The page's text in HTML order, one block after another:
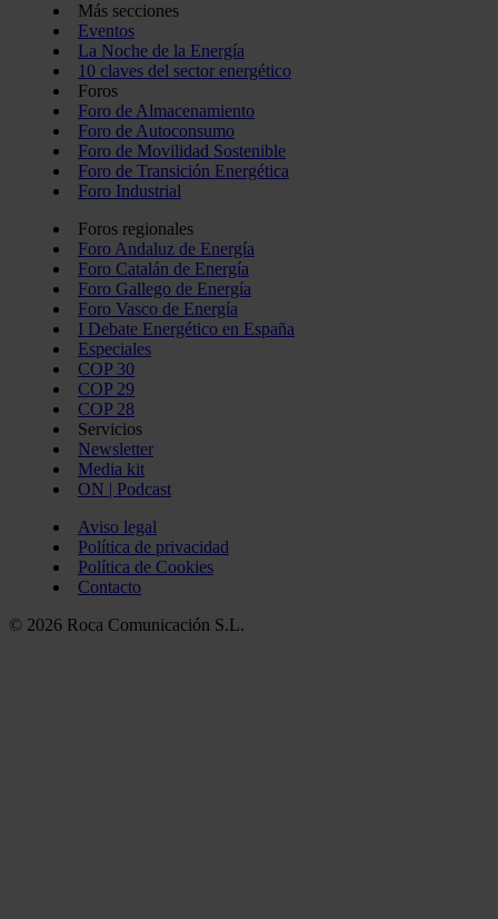
Más secciones
Eventos
La Noche de la Energía
10 claves del sector energético
Foros
Foro de Almacenamiento
Foro de Autoconsumo
Foro de Movilidad Sostenible
Foro de Transición Energética
Foro Industrial
Foros regionales
Foro Andaluz de Energía
Foro Catalán de Energía
Foro Gallego de Energía
Foro Vasco de Energía
I Debate Energético en España
Especiales
COP 30
COP 29
COP 28
Servicios
Newsletter
Media kit
ON | Podcast
Aviso legal
Política de privacidad
Política de Cookies
Contacto
© 2026 Roca Comunicación S.L.